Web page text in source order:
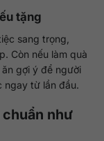
tặng
sang trọng,
Còn nếu làm quà
gợi ý để người
ngay từ lần đầu.
như